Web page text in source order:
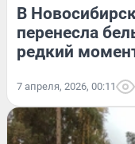
В
перенесла
редкий
7 апреля, 2026, 00:11